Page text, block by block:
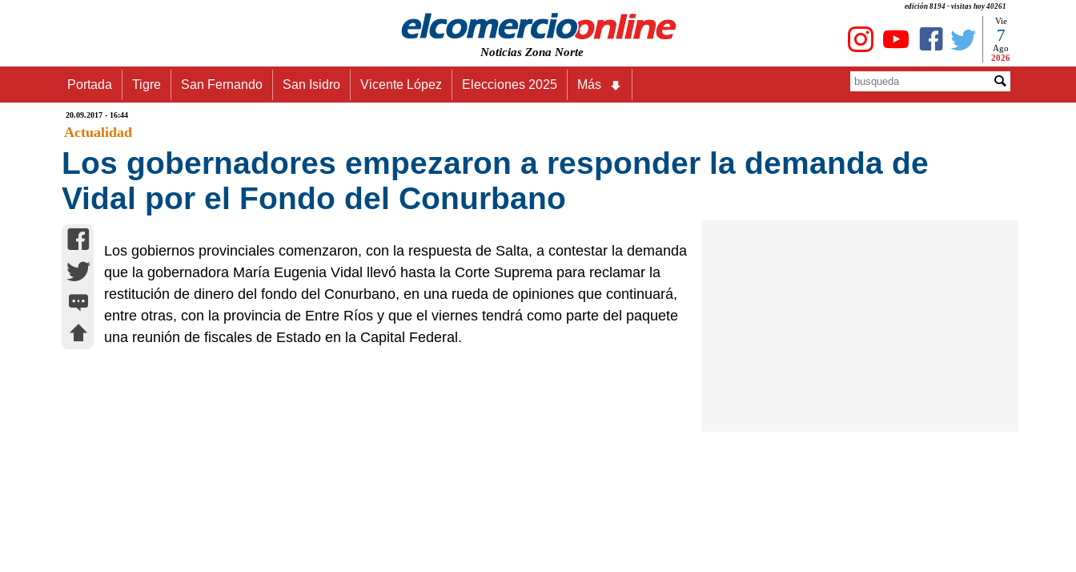
edición 8194 - visitas hoy 40261
Noticias Zona Norte
Vie
7
Ago
2026
Portada Tigre San Fernando San Isidro Vicente López Elecciones 2025 Más
20.09.2017 - 16:44
Actualidad
Los gobernadores empezaron a responder la demanda de
Vidal por el Fondo del Conurbano
Los gobiernos provinciales comenzaron, con la respuesta de Salta, a contestar la demanda
que la gobernadora María Eugenia Vidal llevó hasta la Corte Suprema para reclamar la
restitución de dinero del fondo del Conurbano, en una rueda de opiniones que continuará,
entre otras, con la provincia de Entre Ríos y que el viernes tendrá como parte del paquete
una reunión de fiscales de Estado en la Capital Federal.